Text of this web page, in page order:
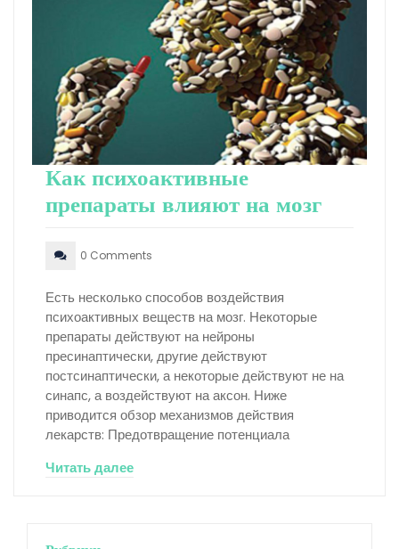
Как психоактивные
препараты влияют на мозг
0 Comments
Есть несколько способов воздействия
психоактивных веществ на мозг. Некоторые
препараты действуют на нейроны
пресинаптически, другие действуют
постсинаптически, а некоторые действуют не на
синапс, а воздействуют на аксон. Ниже
приводится обзор механизмов действия
лекарств: Предотвращение потенциала
Читать далее